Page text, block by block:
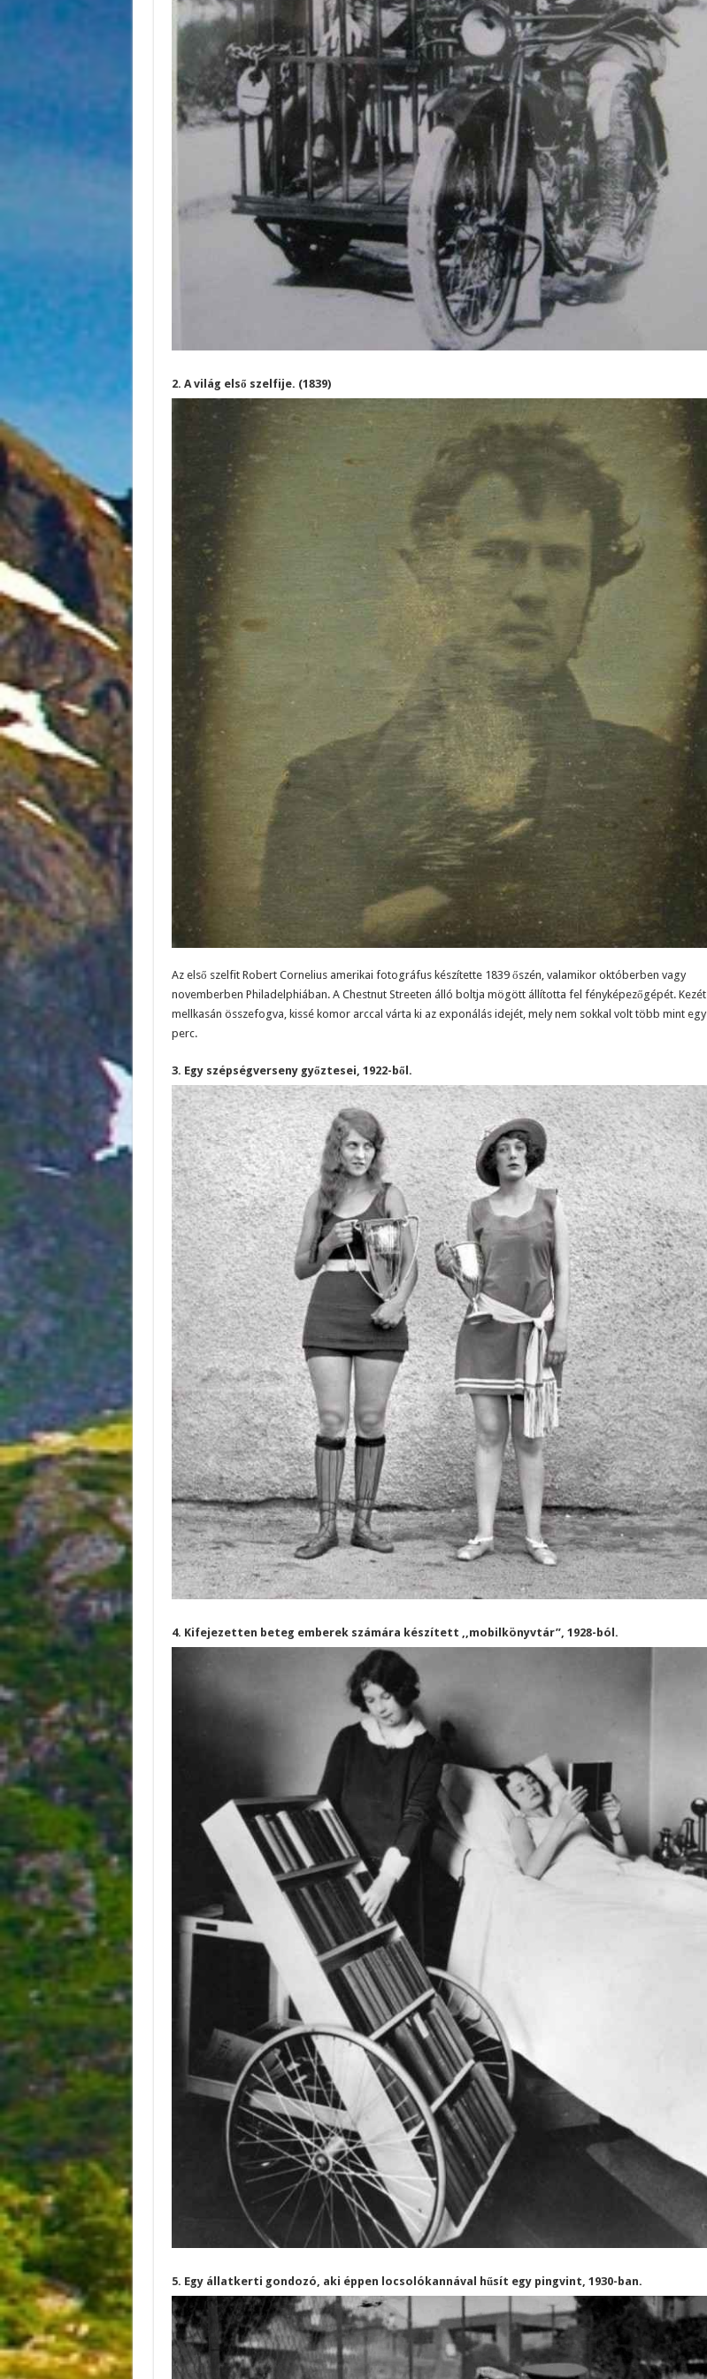
2. A világ első szelfije. (1839)
Az első szelfit Robert Cornelius amerikai fotográfus készítette 1839 őszén, valamikor októberben vagy
novemberben Philadelphiában. A Chestnut Streeten álló boltja mögött állította fel fényképezőgépét. Kezét
mellkasán összefogva, kissé komor arccal várta ki az exponálás idejét, mely nem sokkal volt több mint egy
perc.
3. Egy szépségverseny győztesei, 1922-ből.
4. Kifejezetten beteg emberek számára készített ,,mobilkönyvtár”, 1928-ból.
5. Egy állatkerti gondozó, aki éppen locsolókannával hűsít egy pingvint, 1930-ban.